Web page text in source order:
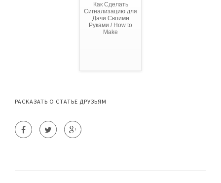
Как Сделать
Сигнализацию для
Дачи Своими
Руками / How to
Make
РАСКАЗАТЬ О СТАТЬЕ ДРУЗЬЯМ